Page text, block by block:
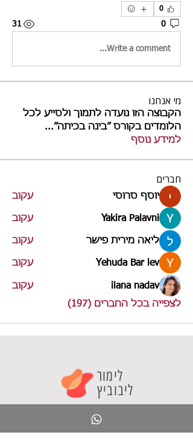
0
0
31
Write a comment...
מי אנחנו
הקבוצה הזו נועדה לתמוך ולסייע לכל
הלומדים בקורס ״בינה בכיתה״...
למידע נוסף
חברים
יוסף סרוסי עקוב
Yakira Palavni עקוב
ליאה מירית פישר עקוב
Yehuda Bar lev עקוב
ilana nadav
עקוב
לצפייה בכל החברים (197)
לימור
ליבוביץ
חינוך ליצירתיות
"חינוך ליצירתיות" הוא אתר בתחום הייעוץ החינוכי